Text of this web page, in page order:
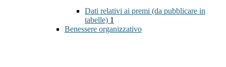
Dati relativi ai premi (da pubblicare in
tabelle) 1
Benessere organizzativo